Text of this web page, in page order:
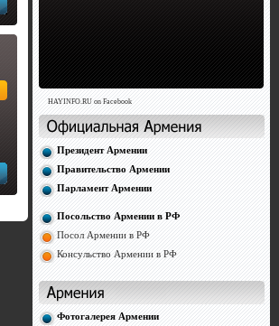
HAYINFO.RU on Facebook
Президент Армении
Правительство Армении
Парламент Армении
Посольство Армении в РФ
Посол Армении в РФ
Консульство Армении в РФ
Фотогалерея Армении